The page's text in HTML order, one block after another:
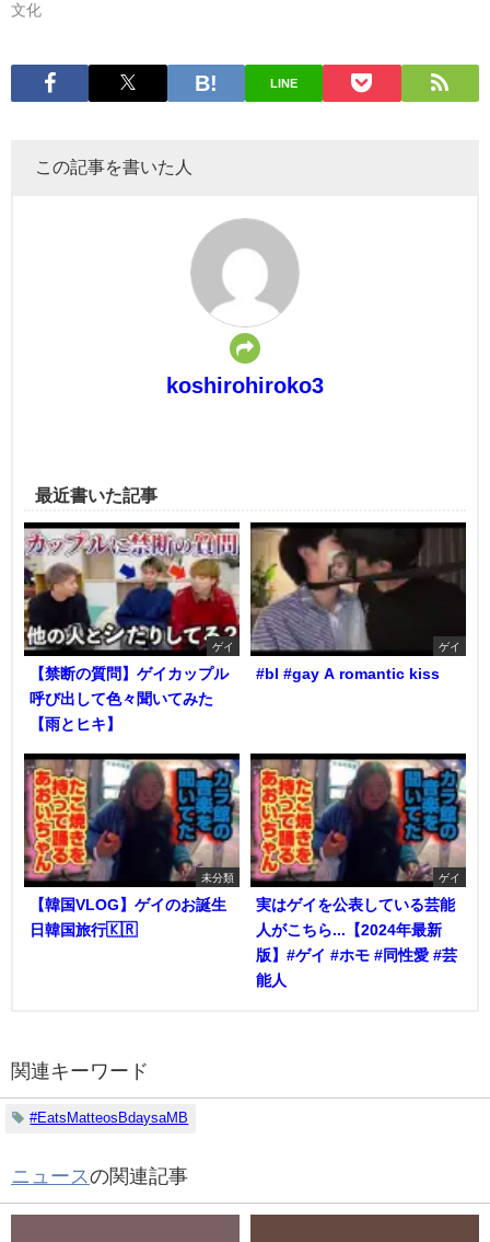
文化
LINE
この記事を書いた人
koshirohiroko3
最近書いた記事
ゲイ
【禁断の質問】ゲイカップル
呼び出して色々聞いてみた
【雨とヒキ】
ゲイ
#bl #gay A romantic kiss
未分類
【韓国VLOG】ゲイのお誕生
日韓国旅行🇰🇷
ゲイ
実はゲイを公表している芸能
人がこちら...【2024年最新
版】#ゲイ #ホモ #同性愛 #芸
能人
関連キーワード
#EatsMatteosBdaysaMB
ニュースの関連記事